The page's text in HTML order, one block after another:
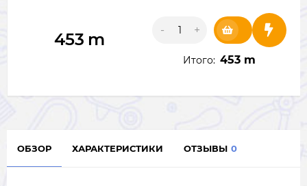
453 m - +
Итого: 453 m
ОБЗОР ХАРАКТЕРИСТИКИ ОТЗЫВЫ 0